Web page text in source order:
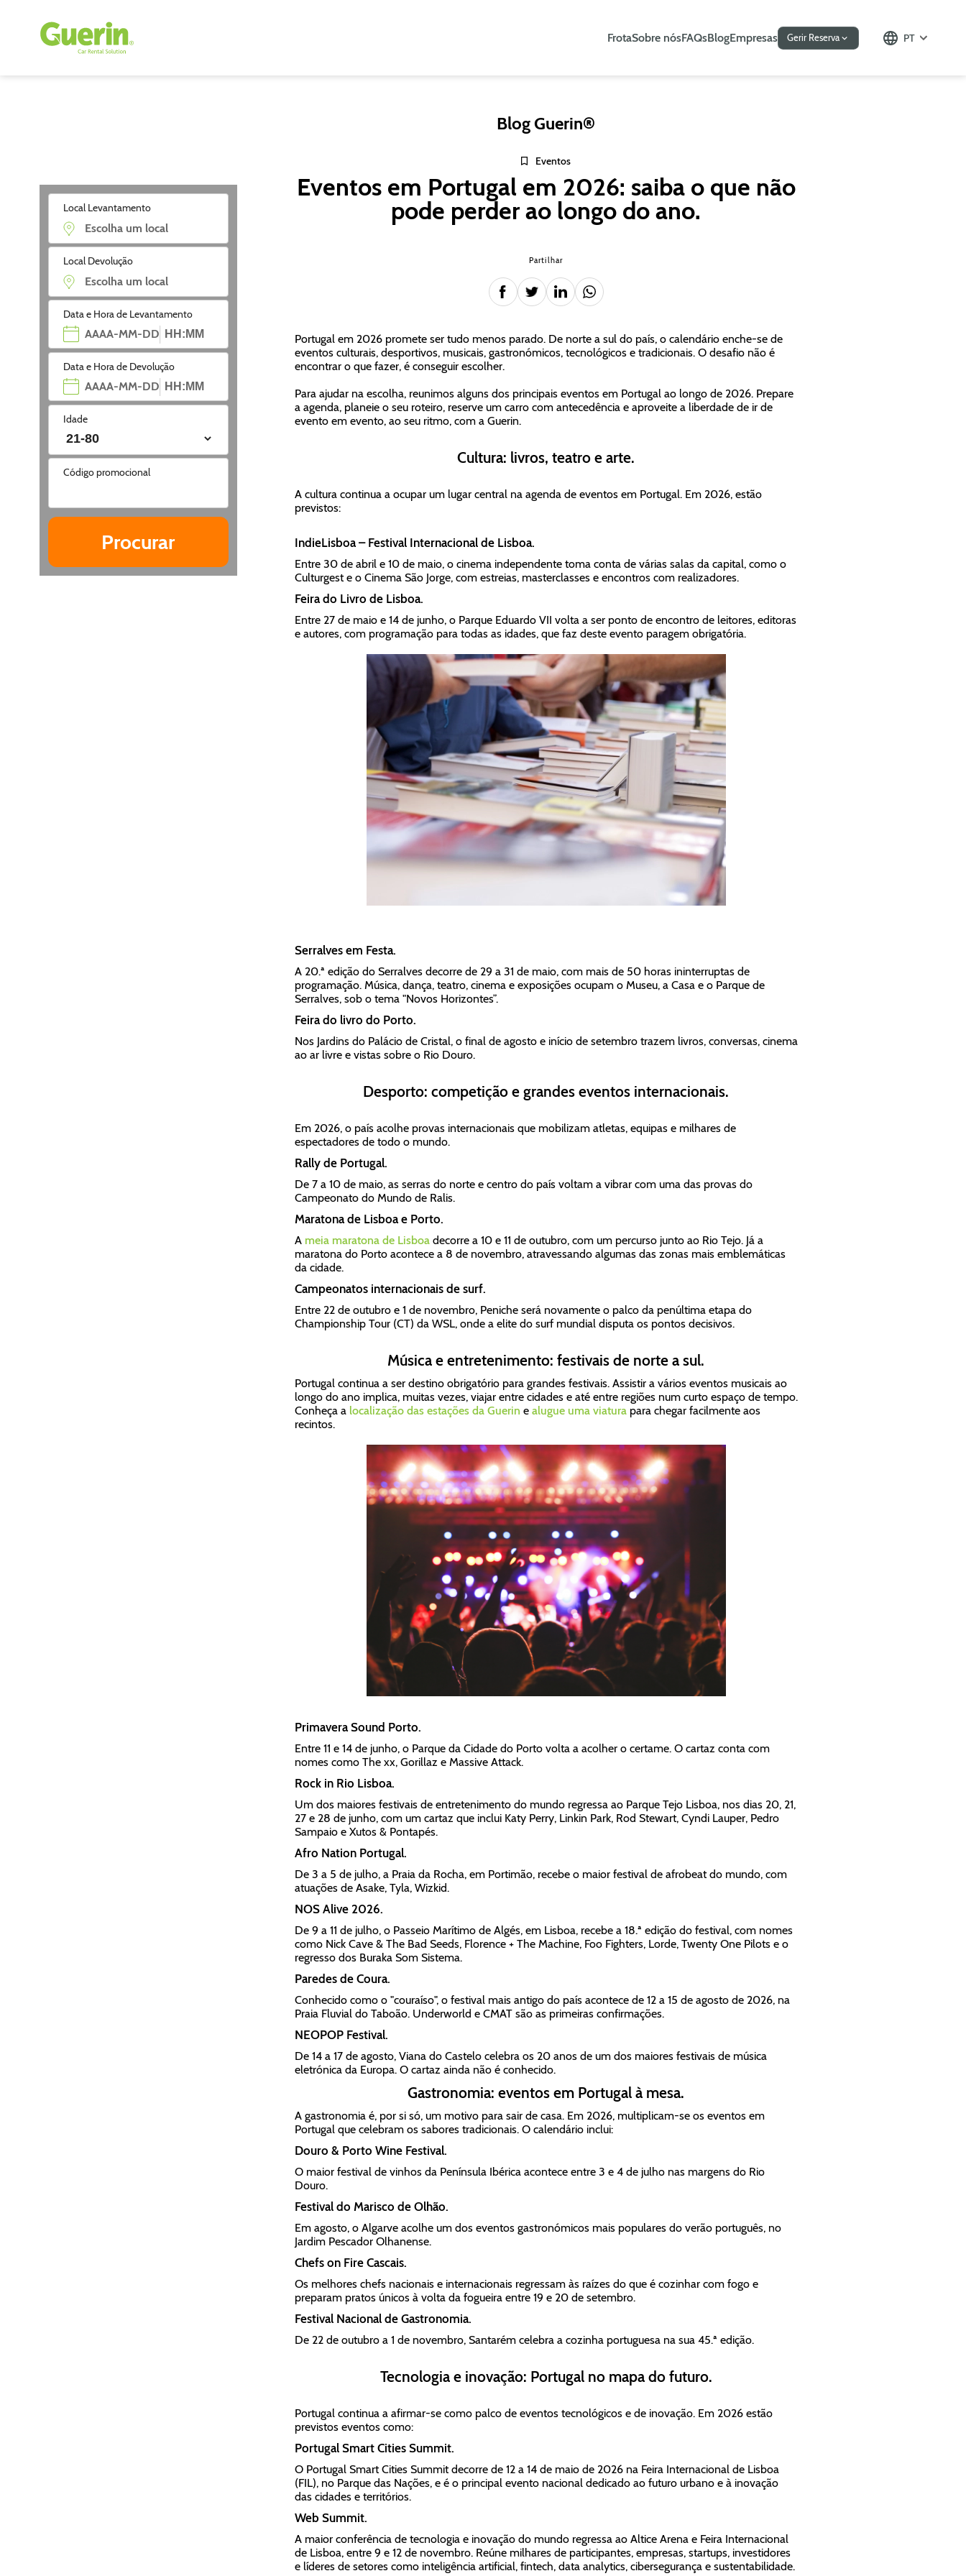
FrotaSobre nósFAQsBlogEmpresas Gerir Reserva PT
Local Levantamento
Local Devolução
Data e Hora de Levantamento
Data e Hora de Devolução
Idade
Código promocional
Blog Guerin®
Eventos
Eventos em Portugal em 2026: saiba o que não
pode perder ao longo do ano.
Partilhar
Portugal em 2026 promete ser tudo menos parado. De norte a sul do país, o calendário enche-se de
eventos culturais, desportivos, musicais, gastronómicos, tecnológicos e tradicionais. O desafio não é
encontrar o que fazer, é conseguir escolher.
Para ajudar na escolha, reunimos alguns dos principais eventos em Portugal ao longo de 2026. Prepare
a agenda, planeie o seu roteiro, reserve um carro com antecedência e aproveite a liberdade de ir de
evento em evento, ao seu ritmo, com a Guerin.
Cultura: livros, teatro e arte.
A cultura continua a ocupar um lugar central na agenda de eventos em Portugal. Em 2026, estão
previstos:
IndieLisboa – Festival Internacional de Lisboa.
Entre 30 de abril e 10 de maio, o cinema independente toma conta de várias salas da capital, como o
Culturgest e o Cinema São Jorge, com estreias, masterclasses e encontros com realizadores.
Feira do Livro de Lisboa.
Entre 27 de maio e 14 de junho, o Parque Eduardo VII volta a ser ponto de encontro de leitores, editoras
e autores, com programação para todas as idades, que faz deste evento paragem obrigatória.
Serralves em Festa.
A 20.ª edição do Serralves decorre de 29 a 31 de maio, com mais de 50 horas ininterruptas de
programação. Música, dança, teatro, cinema e exposições ocupam o Museu, a Casa e o Parque de
Serralves, sob o tema "Novos Horizontes”.
Feira do livro do Porto.
Nos Jardins do Palácio de Cristal, o final de agosto e início de setembro trazem livros, conversas, cinema
ao ar livre e vistas sobre o Rio Douro.
Desporto: competição e grandes eventos internacionais.
Em 2026, o país acolhe provas internacionais que mobilizam atletas, equipas e milhares de
espectadores de todo o mundo.
Rally de Portugal.
De 7 a 10 de maio, as serras do norte e centro do país voltam a vibrar com uma das provas do
Campeonato do Mundo de Ralis.
Maratona de Lisboa e Porto.
A meia maratona de Lisboadecorre a 10 e 11 de outubro, com um percurso junto ao Rio Tejo. Já a
maratona do Porto acontece a 8 de novembro, atravessando algumas das zonas mais emblemáticas
da cidade.
Campeonatos internacionais de surf.
Entre 22 de outubro e 1 de novembro, Peniche será novamente o palco da penúltima etapa do
Championship Tour (CT) da WSL, onde a elite do surf mundial disputa os pontos decisivos.
Música e entretenimento: festivais de norte a sul.
Portugal continua a ser destino obrigatório para grandes festivais. Assistir a vários eventos musicais ao
longo do ano implica, muitas vezes, viajar entre cidades e até entre regiões num curto espaço de tempo.
Conheça a localização das estações da Guerin e alugue uma viaturapara chegar facilmente aos
recintos.
Primavera Sound Porto.
Entre 11 e 14 de junho, o Parque da Cidade do Porto volta a acolher o certame. O cartaz conta com
nomes como The xx, Gorillaz e Massive Attack.
Rock in Rio Lisboa.
Um dos maiores festivais de entretenimento do mundo regressa ao Parque Tejo Lisboa, nos dias 20, 21,
27 e 28 de junho, com um cartaz que inclui Katy Perry, Linkin Park, Rod Stewart, Cyndi Lauper, Pedro
Sampaio e Xutos & Pontapés.
Afro Nation Portugal.
De 3 a 5 de julho, a Praia da Rocha, em Portimão, recebe o maior festival de afrobeat do mundo, com
atuações de Asake, Tyla, Wizkid.
NOS Alive 2026.
De 9 a 11 de julho, o Passeio Marítimo de Algés, em Lisboa, recebe a 18.ª edição do festival, com nomes
como Nick Cave & The Bad Seeds, Florence + The Machine, Foo Fighters, Lorde, Twenty One Pilots e o
regresso dos Buraka Som Sistema.
Paredes de Coura.
Conhecido como o "couraíso", o festival mais antigo do país acontece de 12 a 15 de agosto de 2026, na
Praia Fluvial do Taboão. Underworld e CMAT são as primeiras confirmações.
NEOPOP Festival.
De 14 a 17 de agosto, Viana do Castelo celebra os 20 anos de um dos maiores festivais de música
eletrónica da Europa. O cartaz ainda não é conhecido.
Gastronomia: eventos em Portugal à mesa.
A gastronomia é, por si só, um motivo para sair de casa. Em 2026, multiplicam-se os eventos em
Portugal que celebram os sabores tradicionais. O calendário inclui:
Douro & Porto Wine Festival.
O maior festival de vinhos da Península Ibérica acontece entre 3 e 4 de julho nas margens do Rio
Douro.
Festival do Marisco de Olhão.
Em agosto, o Algarve acolhe um dos eventos gastronómicos mais populares do verão português, no
Jardim Pescador Olhanense.
Chefs on Fire Cascais.
Os melhores chefs nacionais e internacionais regressam às raízes do que é cozinhar com fogo e
preparam pratos únicos à volta da fogueira entre 19 e 20 de setembro.
Festival Nacional de Gastronomia.
De 22 de outubro a 1 de novembro, Santarém celebra a cozinha portuguesa na sua 45.ª edição.
Tecnologia e inovação: Portugal no mapa do futuro.
Portugal continua a afirmar-se como palco de eventos tecnológicos e de inovação. Em 2026 estão
previstos eventos como:
Portugal Smart Cities Summit.
O Portugal Smart Cities Summit decorre de 12 a 14 de maio de 2026 na Feira Internacional de Lisboa
(FIL), no Parque das Nações, e é o principal evento nacional dedicado ao futuro urbano e à inovação
das cidades e territórios.
Web Summit.
A maior conferência de tecnologia e inovação do mundo regressa ao Altice Arena e Feira Internacional
de Lisboa, entre 9 e 12 de novembro. Reúne milhares de participantes, empresas, startups, investidores
e líderes de setores como inteligência artificial, fintech, data analytics, cibersegurança e sustentabilidade.